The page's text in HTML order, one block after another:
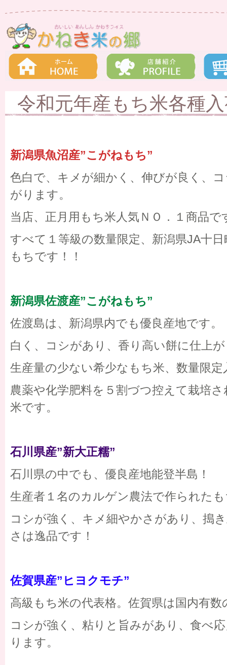
令和元年産もち米各種
新潟県魚沼産”こがねもち”
色白で、キメが細かく、伸びが良く、
がります。
当店、正月用もち米人気ＮＯ．１商品で
すべて１等級の数量限定、新潟県JA十
もちです！！
新潟県佐渡産”こがねもち”
佐渡島は、新潟県内でも優良産地です。
白く、コシがあり、香り高い餅に仕上
生産量の少ない希少なもち米、数量限定
農薬や化学肥料を５割づつ控えて栽培
米です。
石川県産”新大正糯”
石川県の中でも、優良産地能登半島！
生産者１名のカルゲン農法で作られた
コシが強く、キメ細やかさがあり、搗
さは逸品です！
佐賀県産”ヒヨクモチ”
高級もち米の代表格。佐賀県は国内有
コシが強く、粘りと旨みがあり、食べ
ります。